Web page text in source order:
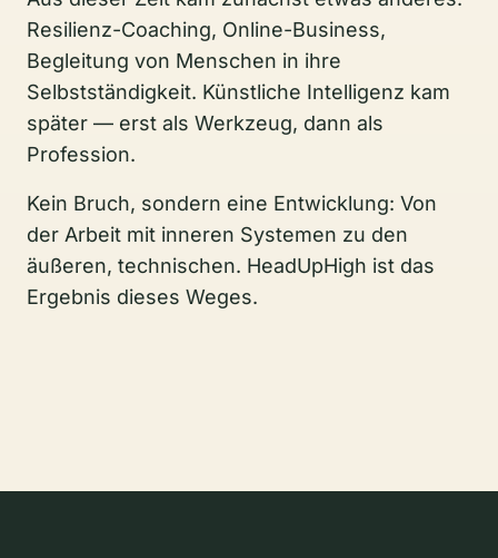
Resilienz-Coaching, Online-Business,
Begleitung von Menschen in ihre
Selbstständigkeit. Künstliche Intelligenz kam
später — erst als Werkzeug, dann als
Profession.
Kein Bruch, sondern eine Entwicklung: Von
der Arbeit mit inneren Systemen zu den
äußeren, technischen. HeadUpHigh ist das
Ergebnis dieses Weges.